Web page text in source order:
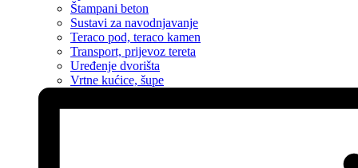
Štampani beton
Sustavi za navodnjavanje
Teraco pod, teraco kamen
Transport, prijevoz tereta
Uređenje dvorišta
Vrtne kućice, šupe